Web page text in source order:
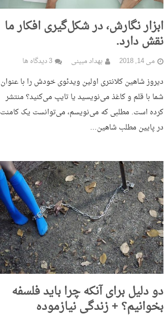
ابزار نگارش، در شکل‌گیری افکار ما
نقش دارد.
می 14, 2018 بهداد مبینی 3 دیدگاه ها
دیروز شاهین کلانتری اولین ویدئوی خودش را با عنوان
شما با قلم و کاغذ می‌نویسید یا تایپ می‌کنید؟ منتشر
کرده است. مطلبی که می‌نویسم، می‌توانست یک کامنت
در پایین مطلب شاهین…
دو دلیل برای آنکه چرا باید فلسفه
بخوانیم؟ + زندگی نیازموده